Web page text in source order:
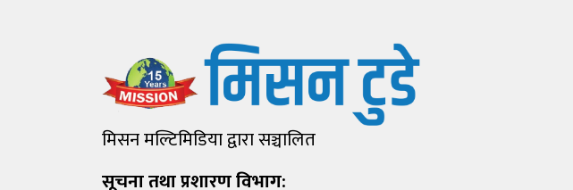
मिसन मल्टिमिडिया द्वारा सञ्चालित
सूचना तथा प्रशारण विभाग: